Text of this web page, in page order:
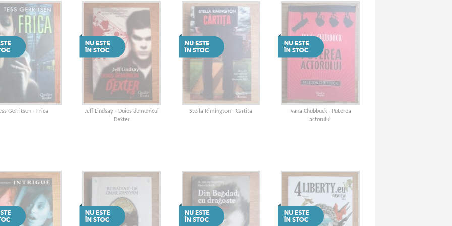
Gerritsen - Frica
Jeff Lindsay - Duios demonicul
Dexter
Stella Rimington - Cartita
Ivana Chubbuck - Puterea
actorului